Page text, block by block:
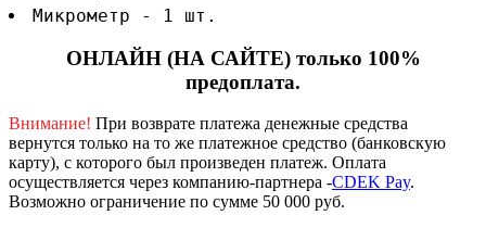
Микрометр - 1 шт.
ОНЛАЙН (НА САЙТЕ) только 100%
предоплата.
Внимание! При возврате платежа денежные средства
вернутся только на то же платежное средство (банковскую
карту), с которого был произведен платеж. Оплата
осуществляется через компанию-партнера -CDEK Pay.
Возможно ограничение по сумме 50 000 руб.